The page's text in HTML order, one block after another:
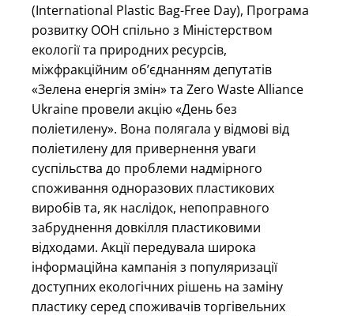
(International Plastic Bag-Free Day), Програма
розвитку ООН спільно з Міністерством
екології та природних ресурсів,
міжфракційним об’єднанням депутатів
«Зелена енергія змін»та Zero Waste Alliance
Ukraine провели акцію «День без
поліетилену». Вона полягала у відмові від
поліетилену для привернення уваги
суспільства до проблеми надмірного
споживання одноразових пластикових
виробів та, як наслідок, непоправного
забруднення довкілля пластиковими
відходами. Акції передувала широка
інформаційна кампанія з популяризації
доступних екологічних рішень на заміну
пластику серед споживачів торгівельних